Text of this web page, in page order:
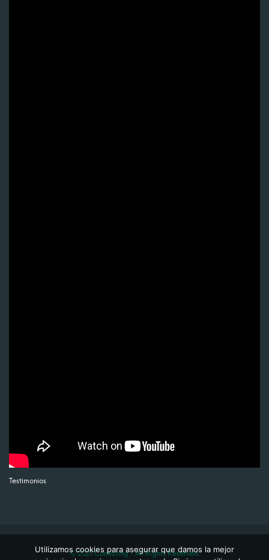
Testimonios
© 2021 Conecting - All Rights Reserved.
Utilizamos cookies para asegurar que damos la mejor